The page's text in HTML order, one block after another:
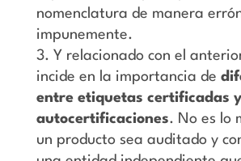
nomenclatura de manera
impunemente.
Y relacionado con el
incide en la importancia de
entre etiquetas certificadas y
autocertificaciones. No es lo
un producto sea auditado y